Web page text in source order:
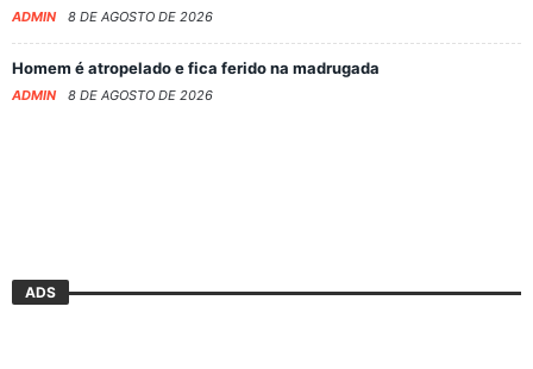
ADMIN 8 DE AGOSTO DE 2026
Homem é atropelado e fica ferido na madrugada
ADMIN 8 DE AGOSTO DE 2026
ADS